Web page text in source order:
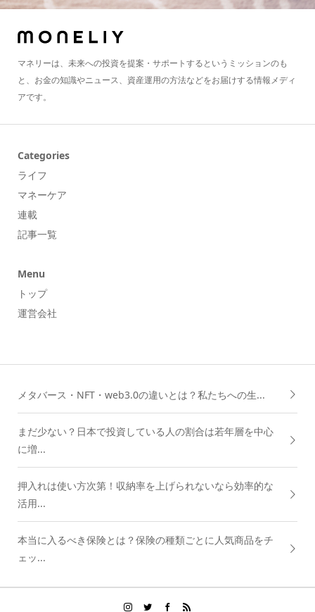
マネリーは、未来への投資を提案・サポートするというミッションのも
と、お金の知識やニュース、資産運用の方法などをお届けする情報メディ
アです。
Categories
ライフ
マネーケア
連載
記事一覧
Menu
トップ
運営会社
メタバース・NFT・web3.0の違いとは？私たちへの生...
まだ少ない？日本で投資している人の割合は若年層を中心
に増...
押入れは使い方次第！収納率を上げられないなら効率的な
活用...
本当に入るべき保険とは？保険の種類ごとに人気商品をチ
ェッ...